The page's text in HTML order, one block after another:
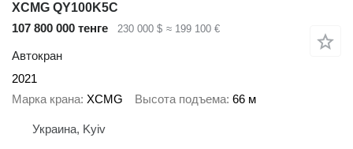
XCMG QY100K5C
107 800 000 тенге
230 000 $ ≈ 199 100 €
Автокран
2021
Марка крана XCMG Высота подъема 66 м
Украина, Kyiv